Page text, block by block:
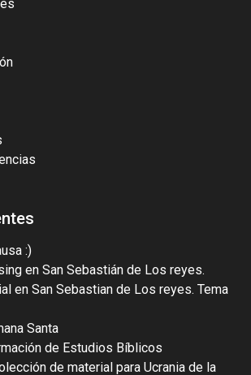
:)
en San Sebastián de Los reyes.
en San Sebastian de Los reyes. Tema
Santa
de Estudios Bíblicos
de material para Ucrania de la